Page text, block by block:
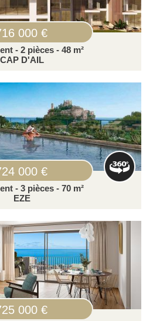
000 €
- 2 pièces - 48 m²
CAP D'AIL
000 €
- 3 pièces - 70 m²
EZE
000 €